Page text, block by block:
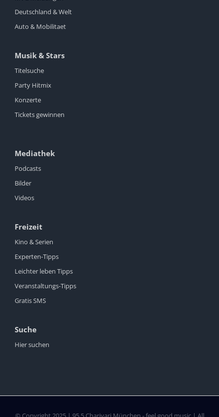
Deutschland & Welt
Auto & Mobilitaet
Musik & Stars
Titelsuche
Party Hitmix
Konzerte
Tickets gewinnen
Mediathek
Podcasts
Bilder
Videos
Freizeit
Kino & Serien
Experten-Tipps
Leichter leben Tipps
Veranstaltungs-Tipps
Gratis SMS
Suche
Hier suchen